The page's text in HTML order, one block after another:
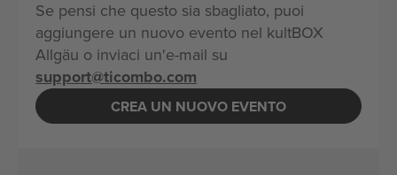
Se pensi che questo sia sbagliato, puoi
aggiungere un nuovo evento nel kultBOX
Allgäu o inviaci un'e-mail su
support@ticombo.com
CREA UN NUOVO EVENTO